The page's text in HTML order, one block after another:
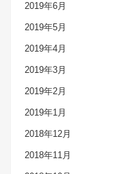
2019年6月
2019年5月
2019年4月
2019年3月
2019年2月
2019年1月
2018年12月
2018年11月